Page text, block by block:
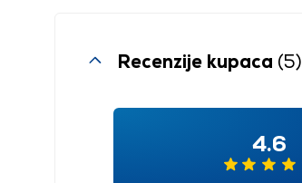
Recenzije kupaca (5)
4.6